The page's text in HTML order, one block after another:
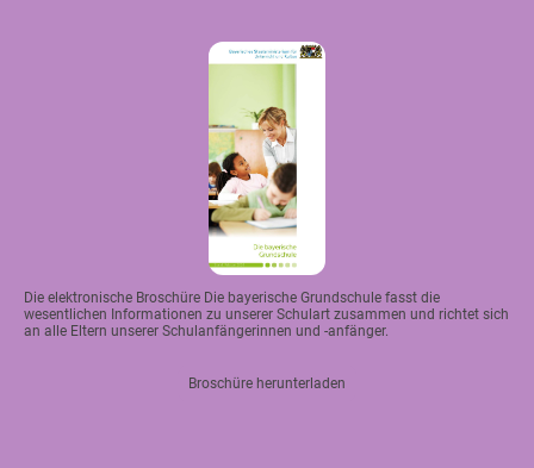
Die elektronische Broschüre Die bayerische Grundschule fasst die
wesentlichen Informationen zu unserer Schulart zusammen und richtet sich
an alle Eltern unserer Schulanfängerinnen und -anfänger.
Broschüre herunterladen